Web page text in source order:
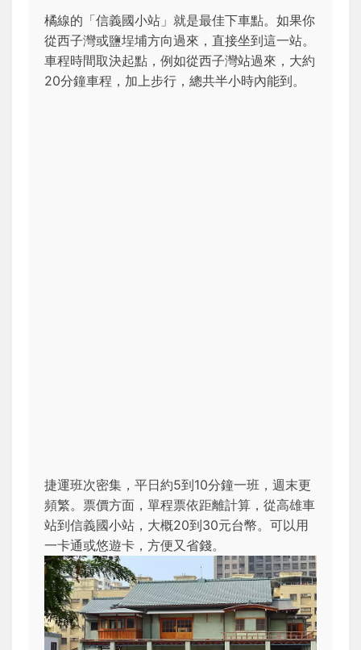
橘線的「信義國小站」就是最佳下車點。如果你
從西子灣或鹽埕埔方向過來，直接坐到這一站。
車程時間取決起點，例如從西子灣站過來，大約
20分鐘車程，加上步行，總共半小時內能到。
捷運班次密集，平日約5到10分鐘一班，週末更
頻繁。票價方面，單程票依距離計算，從高雄車
站到信義國小站，大概20到30元台幣。可以用
一卡通或悠遊卡，方便又省錢。